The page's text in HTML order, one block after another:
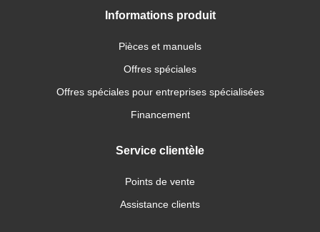
Informations produit
Pièces et manuels
Offres spéciales
Offres spéciales pour entreprises spécialisées
Financement
Service clientèle
Points de vente
Assistance clients